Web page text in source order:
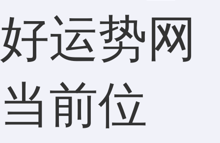
好运势网
当前位